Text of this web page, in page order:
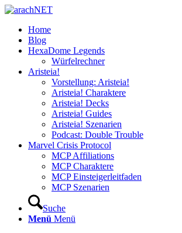
Home
Blog
HexaDome Legends
Würfelrechner
Aristeia!
Vorstellung: Aristeia!
Aristeia! Charaktere
Aristeia! Decks
Aristeia! Guides
Aristeia! Szenarien
Podcast: Double Trouble
Marvel Crisis Protocol
MCP Affiliations
MCP Charaktere
MCP Einsteigerleitfaden
MCP Szenarien
Suche
Menü Menü